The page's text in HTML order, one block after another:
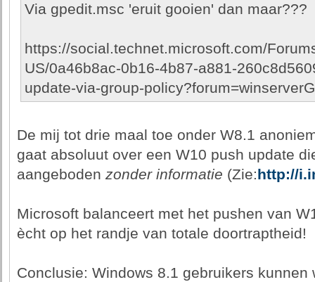
Via gpedit.msc 'eruit gooien' dan maar???
https://social.technet.microsoft.com/
US/0a46b8ac-0b16-4b87-a881-
update-via-group-
De mij tot drie maal toe onder W8.1
gaat absoluut over een W10 push update
aangeboden zonder informatie (Zie:http://
Microsoft balanceert met het pushen van
ècht op het randje van totale doortraptheid!
Conclusie: Windows 8.1 gebruikers kunnen